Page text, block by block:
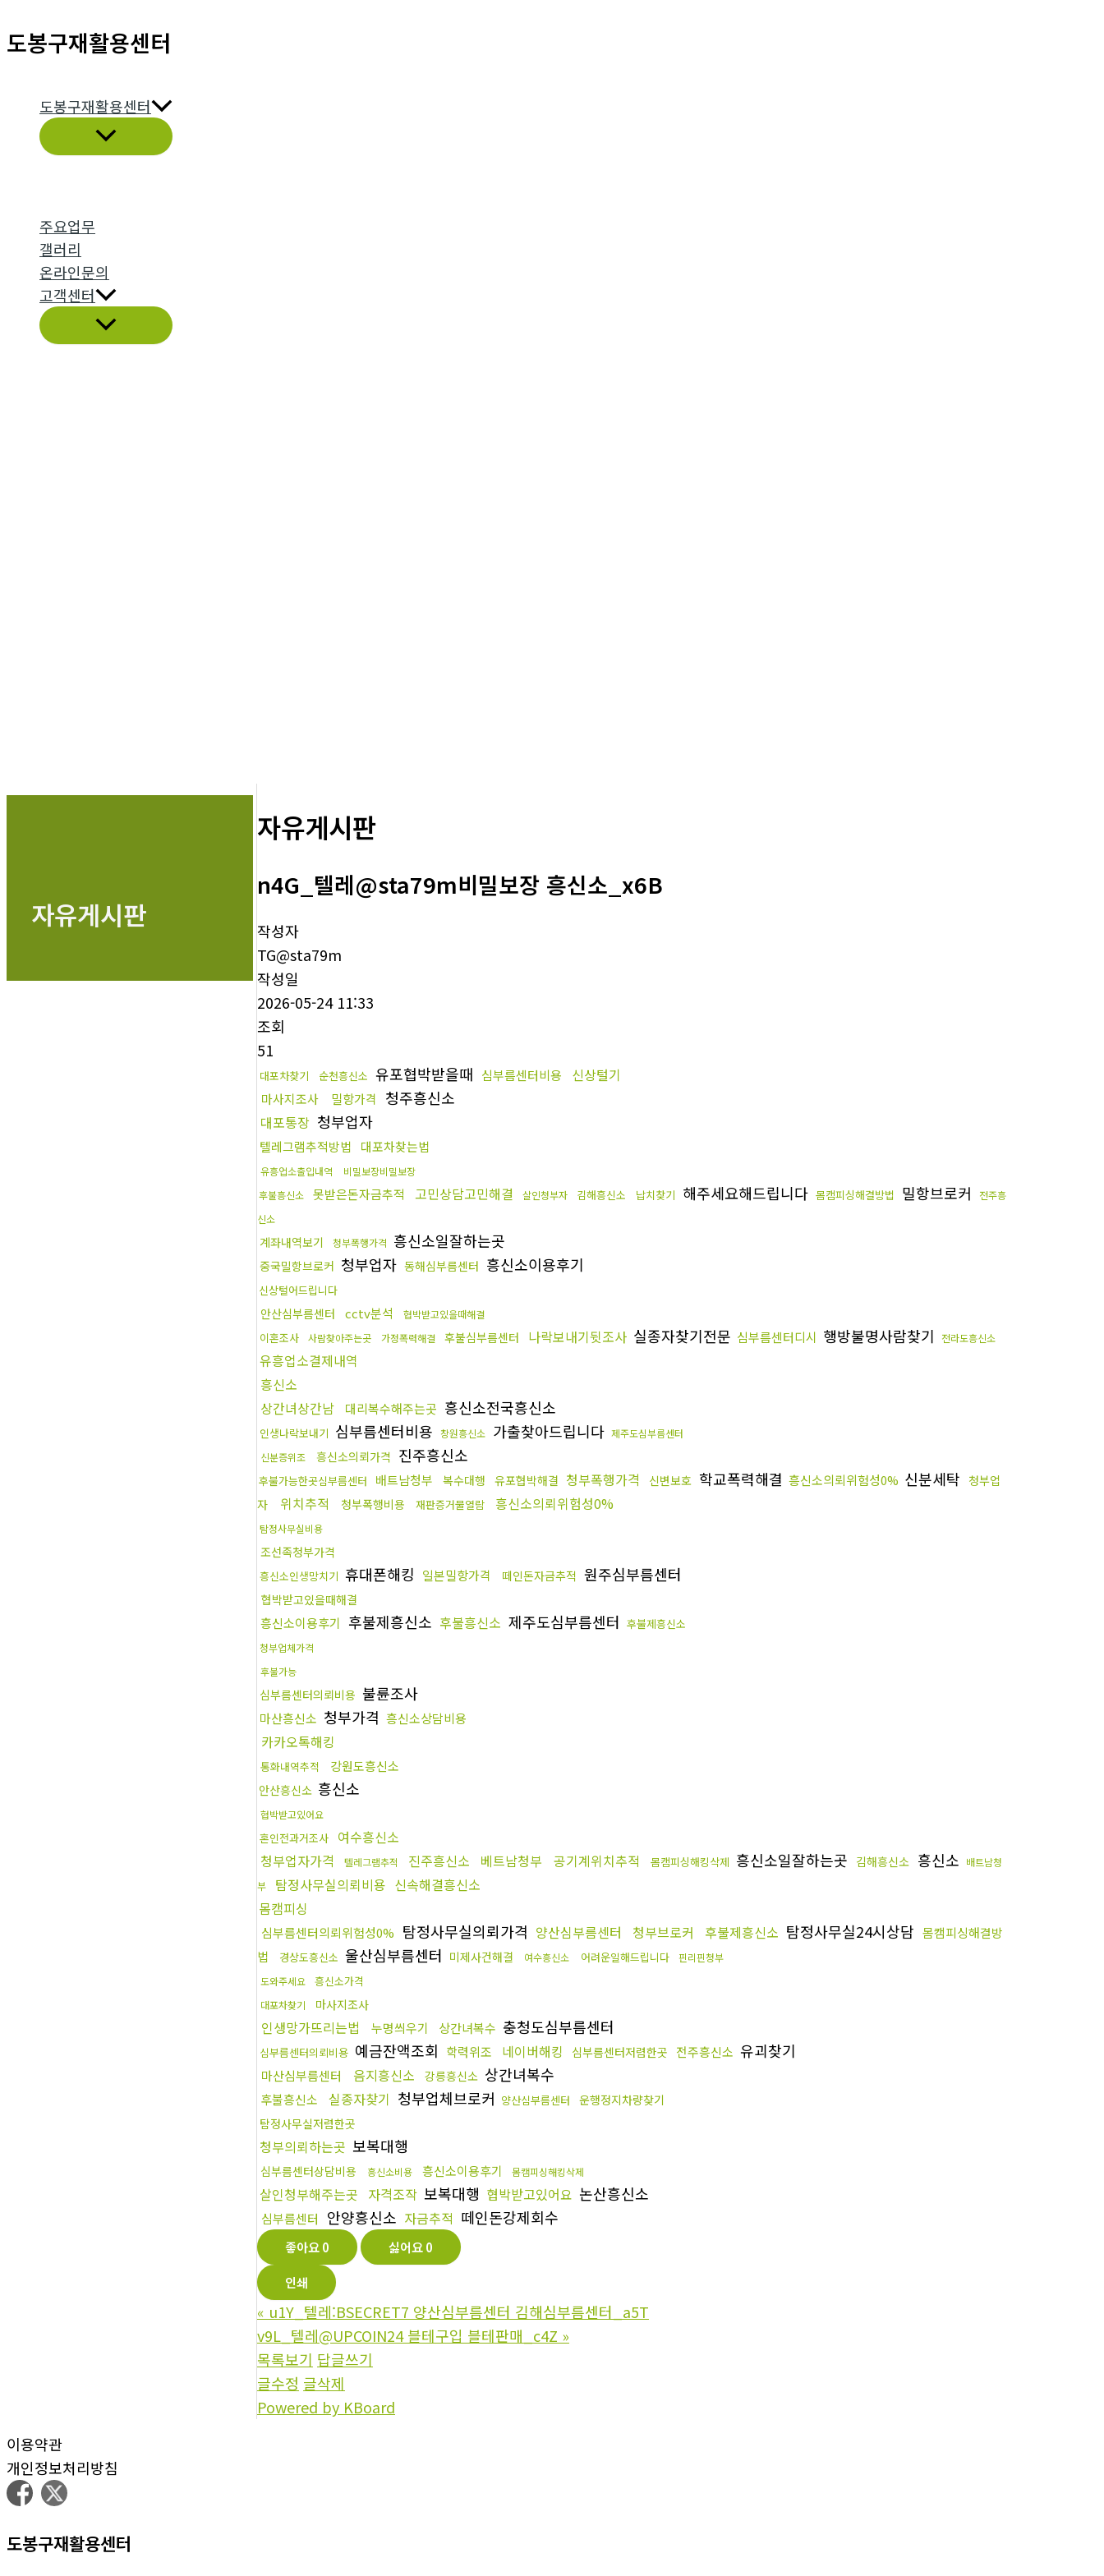
텐
도봉구재활용센터
도봉구재활용센터
메
뉴
토
주요업무
갤러리
온라인문의
고객센터
메
뉴
토
자유게시판
자유게시판
n4G_텔레@sta79m비밀보장 흥신소_x6B
작성자
TG@sta79m
작성일
2026-05-24 11:33
조회
51
대포차찾기 순천흥신소 유포협박받을때 심부름센터비용 신상털기
마사지조사 밀항가격 청주흥신소
대포통장 청부업자
텔레그램추적방법 대포차찾는법
유흥업소출입내역
비밀보장비밀보장
후불흥신소
못받은돈자금추적 고민상담고민해결 살인청부자 김해흥신소 납치찾기 해주세요해드립니다 몸캠피싱해결방법 밀항브로커
전주흥
신소
계좌내역보기 청부폭행가격 흥신소일잘하는곳
중국밀항브로커 청부업자 동해심부름센터 흥신소이용후기
신상털어드립니다
안산심부름센터 cctv분석 협박받고있을때해결
이혼조사 사람찾아주는곳 가정폭력해결 후불심부름센터 나락보내기뒷조사 실종자찾기전문 심부름센터디시 행방불명사람찾기 전라도흥신소
유흥업소결제내역
흥신소
상간녀상간남
대리복수해주는곳 흥신소전국흥신소
인생나락보내기 심부름센터비용 창원흥신소 가출찾아드립니다 제주도심부름센터
신분증위조
흥신소의뢰가격 진주흥신소
후불가능한곳심부름센터 배트남청부 복수대행 유포협박해결 청부폭행가격 신변보호 학교폭력해결 흥신소의뢰위험성0% 신분세탁 청부업
자
위치추적 청부폭행비용 재판증거물열람 흥신소의뢰위험성0%
탐정사무실비용
조선족청부가격
흥신소인생망치기 휴대폰해킹 일본밀항가격 떼인돈자금추적 원주심부름센터
협박받고있을때해결
흥신소이용후기 후불제흥신소 후불흥신소 제주도심부름센터 후불제흥신소
청부업체가격
후불가능
심부름센터의뢰비용 불륜조사
마산흥신소 청부가격 흥신소상담비용
카카오톡해킹
통화내역추적 강원도흥신소
안산흥신소 흥신소
협박받고있어요
혼인전과거조사
여수흥신소
청부업자가격
텔레그램추적 진주흥신소 베트남청부 공기계위치추적 몸캠피싱해킹삭제 흥신소일잘하는곳 김해흥신소 흥신소 배트남청
부
탐정사무실의뢰비용 신속해결흥신소
몸캠피싱
심부름센터의뢰위험성0% 탐정사무실의뢰가격 양산심부름센터 청부브로커 후불제흥신소 탐정사무실24시상담 몸캠피싱해결방
법
경상도흥신소 울산심부름센터 미제사건해결 여수흥신소 어려운일해드립니다
핀리핀청부
도와주세요
흥신소가격
대포차찾기 마사지조사
인생망가뜨리는법 누명씌우기 상간녀복수 충청도심부름센터
심부름센터의뢰비용 예금잔액조회 학력위조 네이버해킹 심부름센터저렴한곳 전주흥신소 유괴찾기
마산심부름센터 음지흥신소 강릉흥신소 상간녀복수
후불흥신소 실종자찾기 청부업체브로커 양산심부름센터
운행정지차량찾기
탐정사무실저렴한곳
청부의뢰하는곳 보복대행
심부름센터상담비용 흥신소비용 흥신소이용후기 몸캠피싱해킹삭제
살인청부해주는곳 자격조작 보복대행 협박받고있어요 논산흥신소
심부름센터 안양흥신소 자금추적 떼인돈강제회수
좋아요0 싫어요0
인쇄
« u1Y_텔레:BSECRET7 양산심부름센터 김해심부름센터_a5T
v9L_텔레@UPCOIN24 블테구입 블테판매_c4Z »
목록보기 답글쓰기
글수정 글삭제
Powered by KBoard
이용약관
개인정보처리방침
도봉구재활용센터